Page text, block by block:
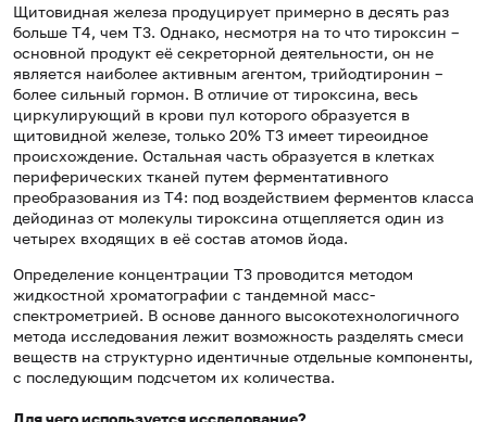
Щитовидная железа продуцирует примерно в десять раз
больше Т4, чем Т3. Однако, несмотря на то что тироксин –
основной продукт её секреторной деятельности, он не
является наиболее активным агентом, трийодтиронин –
более сильный гормон. В отличие от тироксина, весь
циркулирующий в крови пул которого образуется в
щитовидной железе, только 20% Т3 имеет тиреоидное
происхождение. Остальная часть образуется в клетках
периферических тканей путем ферментативного
преобразования из Т4: под воздействием ферментов класса
дейодиназ от молекулы тироксина отщепляется один из
четырех входящих в её состав атомов йода.
Определение концентрации Т3 проводится методом
жидкостной хроматографии с тандемной масс-
спектрометрией. В основе данного высокотехнологичного
метода исследования лежит возможность разделять смеси
веществ на структурно идентичные отдельные компоненты,
с последующим подсчетом их количества.
Для чего используется исследование?